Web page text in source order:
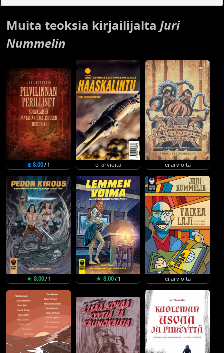
Muita teoksia kirjailijalta Juri
Nummelin
⧗ 8.00/ 1 ei arvioita ei arvioita
★ 8.00/ 1 ★ 8.00/ 1 ei arvioita